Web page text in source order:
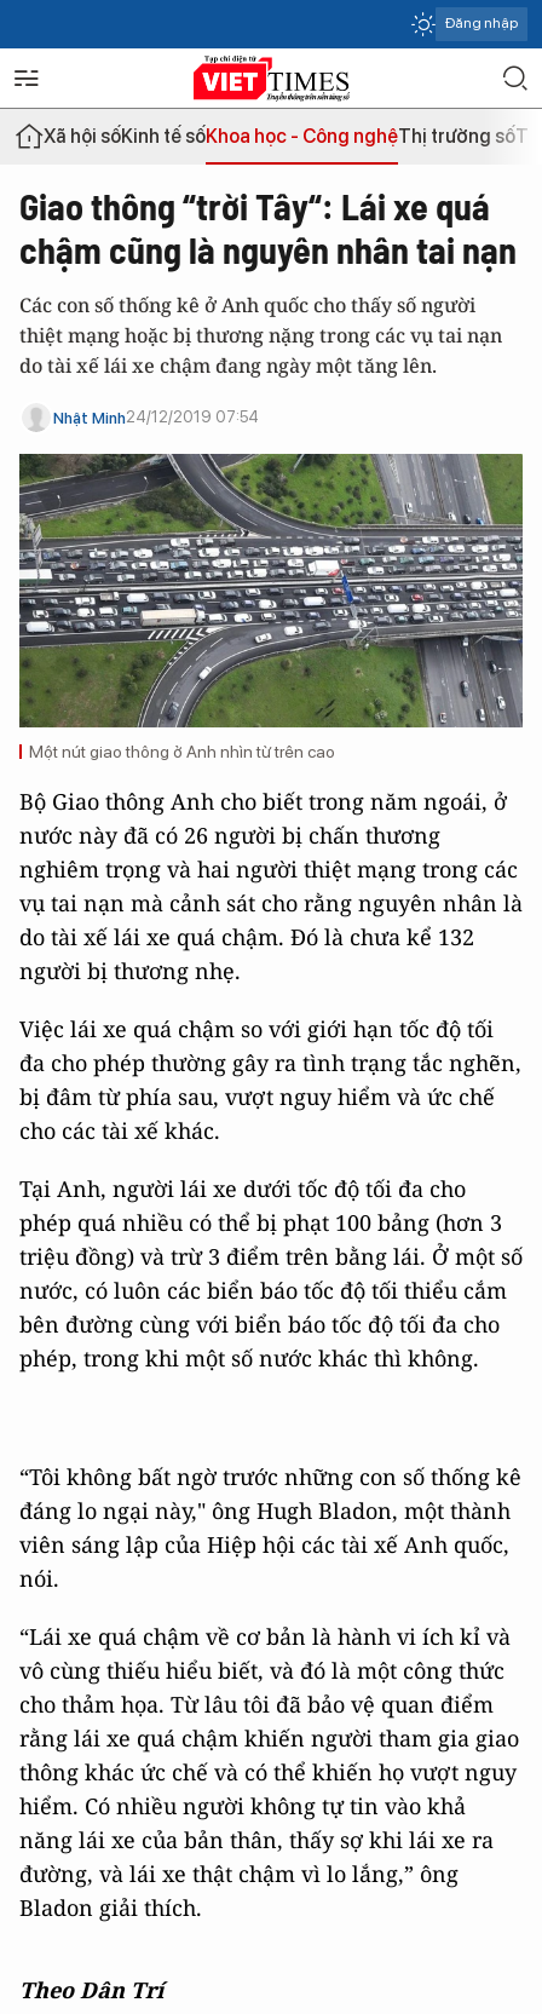
Đăng nhập
Xã hội sốKinh tế sốKhoa học - Công nghệThị trường số
Giao thông “trời Tây“: Lái xe quá
chậm cũng là nguyên nhân tai nạn
Các con số thống kê ở Anh quốc cho thấy số người
thiệt mạng hoặc bị thương nặng trong các vụ tai nạn
do tài xế lái xe chậm đang ngày một tăng lên.
Nhật Minh24/12/2019 07:54
Một nút giao thông ở Anh nhìn từ trên cao
Bộ Giao thông Anh cho biết trong năm ngoái, ở
nước này đã có 26 người bị chấn thương
nghiêm trọng và hai người thiệt mạng trong các
vụ tai nạn mà cảnh sát cho rằng nguyên nhân là
do tài xế lái xe quá chậm. Đó là chưa kể 132
người bị thương nhẹ.
Việc lái xe quá chậm so với giới hạn tốc độ tối
đa cho phép thường gây ra tình trạng tắc nghẽn,
bị đâm từ phía sau, vượt nguy hiểm và ức chế
cho các tài xế khác.
Tại Anh, người lái xe dưới tốc độ tối đa cho
phép quá nhiều có thể bị phạt 100 bảng (hơn 3
triệu đồng) và trừ 3 điểm trên bằng lái. Ở một số
nước, có luôn các biển báo tốc độ tối thiểu cắm
bên đường cùng với biển báo tốc độ tối đa cho
phép, trong khi một số nước khác thì không.
“Tôi không bất ngờ trước những con số thống kê
đáng lo ngại này," ông Hugh Bladon, một thành
viên sáng lập của Hiệp hội các tài xế Anh quốc,
nói.
“Lái xe quá chậm về cơ bản là hành vi ích kỉ và
vô cùng thiếu hiểu biết, và đó là một công thức
cho thảm họa. Từ lâu tôi đã bảo vệ quan điểm
rằng lái xe quá chậm khiến người tham gia giao
thông khác ức chế và có thể khiến họ vượt nguy
hiểm. Có nhiều người không tự tin vào khả
năng lái xe của bản thân, thấy sợ khi lái xe ra
đường, và lái xe thật chậm vì lo lắng,” ông
Bladon giải thích.
Theo Dân Trí